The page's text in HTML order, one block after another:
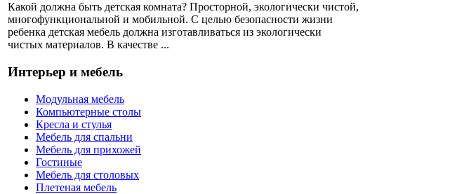
Какой должна быть детская комната? Просторной, экологически чистой,
многофункциональной и мобильной. С целью безопасности жизни
ребенка детская мебель должна изготавливаться из экологически
чистых материалов. В качестве ...
Интерьер и мебель
Модульная мебель
Компьютерные столы
Кресла и стулья
Мебель для спальни
Мебель для прихожей
Гостиные
Мебель для столовых
Плетеная мебель